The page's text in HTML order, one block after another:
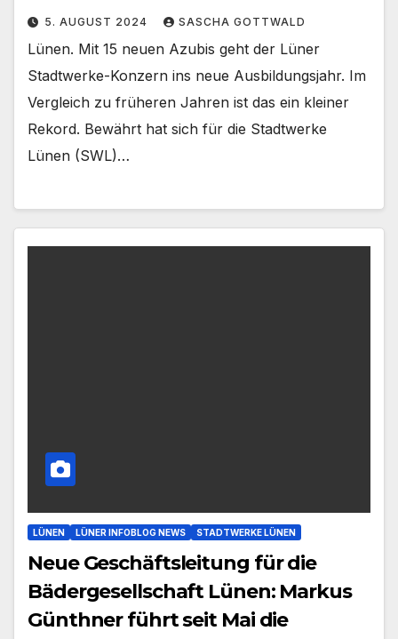
5. AUGUST 2024 SASCHA GOTTWALD
Lünen. Mit 15 neuen Azubis geht der Lüner
Stadtwerke-Konzern ins neue Ausbildungsjahr. Im
Vergleich zu früheren Jahren ist das ein kleiner
Rekord. Bewährt hat sich für die Stadtwerke
Lünen (SWL)…
LÜNEN LÜNER INFOBLOG NEWS STADTWERKE LÜNEN
Neue Geschäftsleitung für die
Bädergesellschaft Lünen: Markus
Günthner führt seit Mai die